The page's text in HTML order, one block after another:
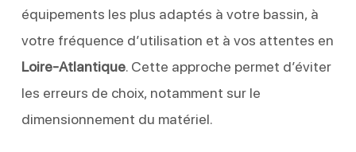
équipements les plus adaptés à votre bassin, à
votre fréquence d’utilisation et à vos attentes en
Loire-Atlantique. Cette approche permet d’éviter
les erreurs de choix, notamment sur le
dimensionnement du matériel.